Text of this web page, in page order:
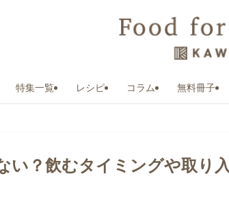
特集一覧 レシピ コラム 無料冊子
い？飲むタイミングや取り